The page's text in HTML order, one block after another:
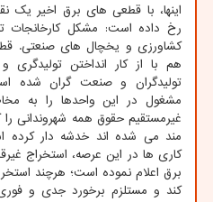
اینها، با قطعی های برق اخیر
رخ داده است: مشکل کارخانجات
کشاورزی و یخچال های صنعتی.
هم با از کار انداختن
تولیدگران و صنعت گران شده
مشغول در این واحدها را به
غیرمستقیم حقوق همه شهروندانی
کاری ها در این عرصه، استخراج
برق اعلام نموده است؛ هرچند
کند و مستلزم برخورد جدی و